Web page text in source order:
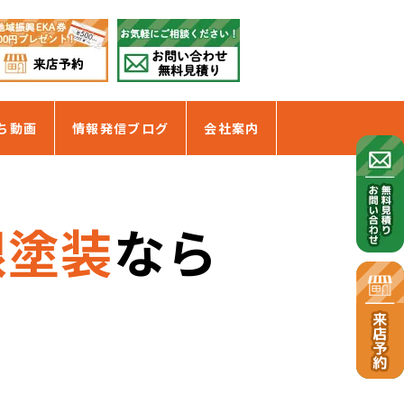
動画 情報発信ブログ 会社案内
装なら